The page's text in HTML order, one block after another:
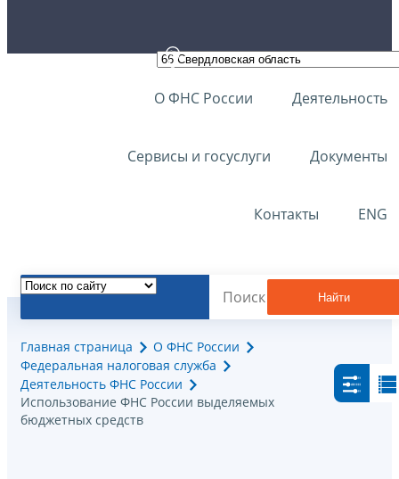
О ФНС России Деятельность
Сервисы и госуслуги Документы
Контакты ENG
Найти
Главная страница
О ФНС России
Федеральная налоговая служба
Деятельность ФНС России
Использование ФНС России выделяемых
бюджетных средств